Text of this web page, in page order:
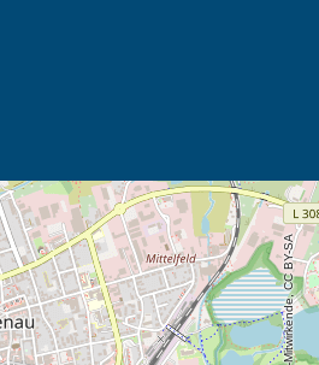
in neuem Tab (Karte)